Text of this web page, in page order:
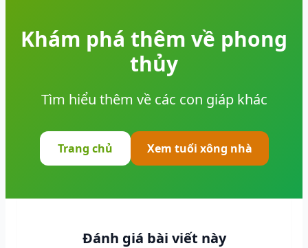
Khám phá thêm về phong
thủy
Tìm hiểu thêm về các con giáp khác
Trang chủ Xem tuổi xông nhà
Đánh giá bài viết này